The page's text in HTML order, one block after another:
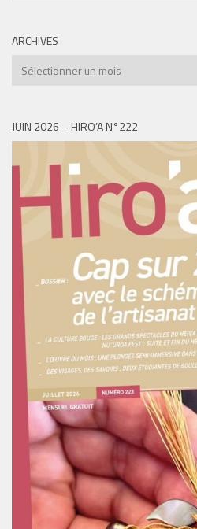
ARCHIVES
Archives
JUIN 2026 – HIRO’A N°222